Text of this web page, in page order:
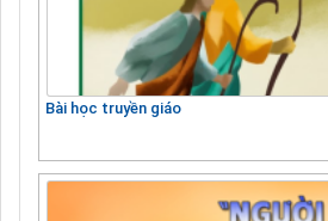
Bài học truyền giáo